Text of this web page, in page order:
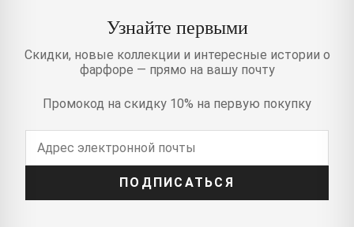
Узнайте первыми
Скидки, новые коллекции и интересные истории о
фарфоре — прямо на вашу почту
Промокод на скидку 10% на первую покупку
ПОДПИСАТЬСЯ